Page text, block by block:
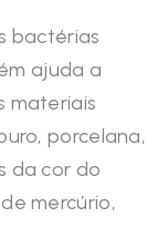
bactérias
ajuda a
materiais
porcelana,
da cor do
mercúrio,